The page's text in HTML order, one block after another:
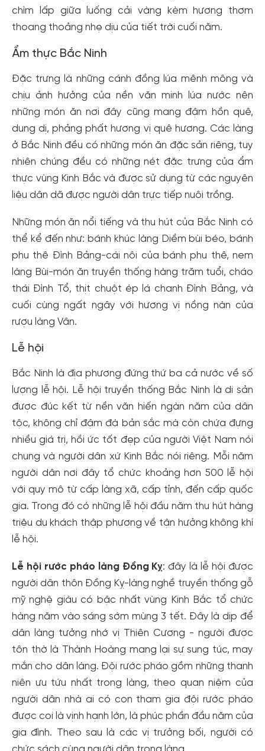
chìm lấp giữa luống cải vàng kèm hương thơm
thoang thoảng nhẹ dịu của tiết trời cuối năm.
Ẩm thực Bắc Ninh
Đặc trưng là những cánh đồng lúa mênh mông và
chịu ảnh hưởng của nền văn minh lúa nước nên
những món ăn nơi đây cũng mang đậm hồn quê,
dung dị, phảng phất hương vị quê hương. Các làng
ở Bắc Ninh đều có những món ăn đặc sản riêng, tuy
nhiên chúng đều có những nét đặc trưng của ẩm
thực vùng Kinh Bắc và được sử dụng từ các nguyên
liệu dân dã được người dân trực tiếp nuôi trồng.
Những món ăn nổi tiếng và thu hút của Bắc Ninh có
thể kể đến như: bánh khúc làng Diềm bùi béo, bánh
phu thê Đình Bảng-cái nôi của bánh phu thê, nem
làng Bùi-món ăn truyền thống hàng trăm tuổi, cháo
thái Đình Tổ, thịt chuột ép lá chanh Đình Bảng, và
cuối cùng ngất ngây với hương vị nồng nàn của
rượu làng Vân.
Lễ hội
Bắc Ninh là địa phương đứng thứ ba cả nước về số
lượng lễ hội. Lễ hội truyền thống Bắc Ninh là di sản
được đúc kết từ nền văn hiến ngàn năm của dân
tộc, không chỉ đậm đà bản sắc mà còn chứa đựng
nhiều giá trị, hồi ức tốt đẹp của người Việt Nam nói
chung và người dân xứ Kinh Bắc nói riêng. Mỗi năm
người dân nơi đây tổ chức khoảng hơn 500 lễ hội
với quy mô từ cấp làng xã, cấp tỉnh, đến cấp quốc
gia. Trong đó có những lễ hội đầu năm thu hút hàng
triệu du khách thập phương về tận hưởng không khí
lễ hội.
Lễ hội rước pháo làng Đồng Kỵ: đây là lễ hội được
người dân thôn Đồng Kỵ-làng nghề truyền thống gỗ
mỹ nghệ giàu có bậc nhất vùng Kinh Bắc tổ chức
hàng năm vào sáng sớm mùng 3 tết. Đây là dịp để
dân làng tưởng nhớ vị Thiên Cương - người được
tôn thờ là Thành Hoàng mang lại sự sung túc, may
mắn cho dân làng. Đội rước pháo gồm những thanh
niên ưu tứu nhất trong làng, theo quan niệm của
người dân nhà ai có con tham gia đội rước pháo
được coi là vịnh hạnh lớn, là phúc phần đầu năm của
gia đình. Theo sau là các vị trưởng bối, người có